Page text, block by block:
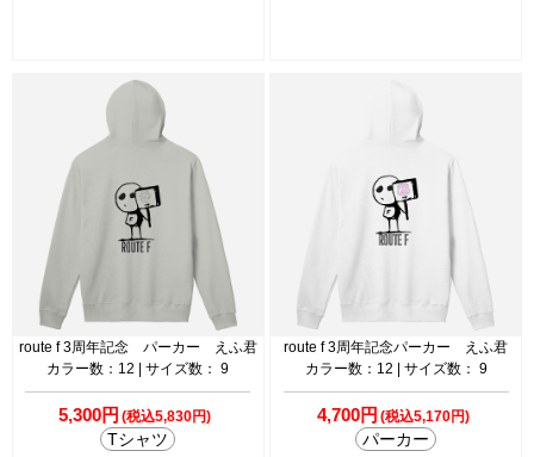
route f 3周年記念 パーカー えふ君
カラー数：12 | サイズ数： 9
5,300円 (税込5,830円)
Tシャツ
route f 3周年記念パーカー えふ君
カラー数：12 | サイズ数： 9
4,700円 (税込5,170円)
パーカー